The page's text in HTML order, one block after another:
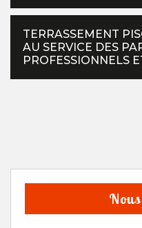
TERRASSEMENT
AU SERVICE DES
PROFESSIONNELS